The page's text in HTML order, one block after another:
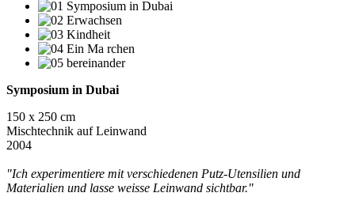
Symposium in Dubai
150 x 250 cm
Mischtechnik auf Leinwand
2004
"Ich experimentiere mit verschiedenen Putz-Utensilien und
Materialien und lasse weisse Leinwand sichtbar."